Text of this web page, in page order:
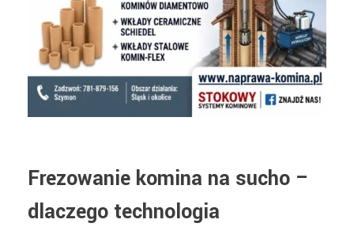
Frezowanie komina na sucho –
dlaczego technologia